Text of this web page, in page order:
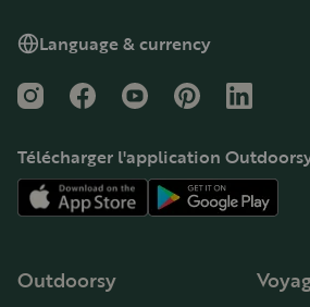
Language & currency
InstagramFacebookYouTubePinterestLinkedIn
Télécharger l'application
Outdoorsy